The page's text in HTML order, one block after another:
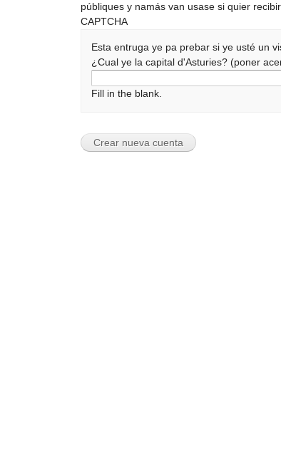
públiques y namás van usase si quier
CAPTCHA
Esta entruga ye pa prebar si ye usté un
¿Cual ye la capital d'Asturies? (poner
Fill in the blank.